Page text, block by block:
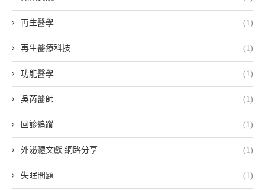
再生醫學 (1)
再生醫療科技 (1)
功能醫學 (1)
吳芮醫師 (1)
回診追蹤 (1)
外泌體文獻 網路分享 (1)
失眠問題 (1)